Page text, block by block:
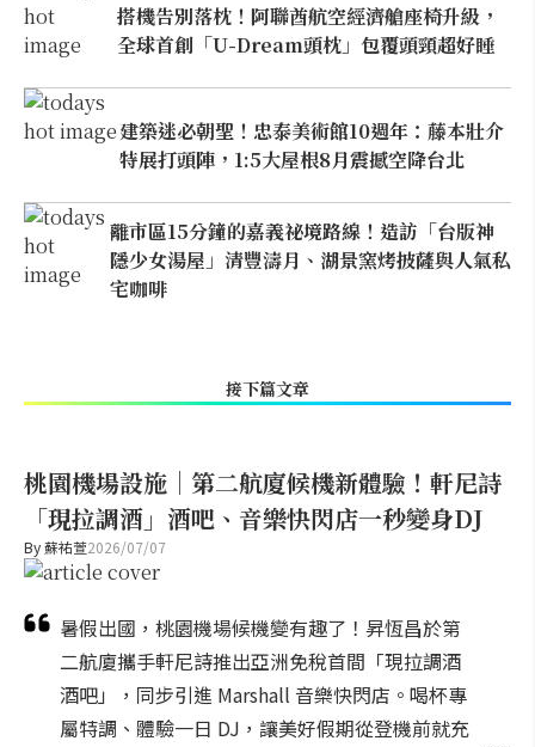
搭機告別落枕！阿聯酋航空經濟艙座椅升級，
全球首創「U-Dream頭枕」包覆頭頸超好睡
建築迷必朝聖！忠泰美術館10週年：藤本壯介
特展打頭陣，1:5大屋根8月震撼空降台北
離市區15分鐘的嘉義祕境路線！造訪「台版神
隱少女湯屋」清豐濤月、湖景窯烤披薩與人氣私
宅咖啡
接下篇文章
桃園機場設施｜第二航廈候機新體驗！軒尼詩
「現拉調酒」酒吧、音樂快閃店一秒變身DJ
By蘇祐萱2026/07/07
暑假出國，桃園機場候機變有趣了！昇恆昌於第
二航廈攜手軒尼詩推出亞洲免稅首間「現拉調酒
酒吧」，同步引進 Marshall 音樂快閃店。喝杯專
屬特調、體驗一日 DJ，讓美好假期從登機前就充